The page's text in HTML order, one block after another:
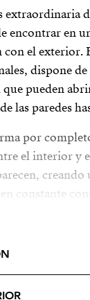
extraordinaria
encontrar en
el exterior.
dispone
pueden
las paredes
por
el interior y
creando
constante
cruzada que
fresca